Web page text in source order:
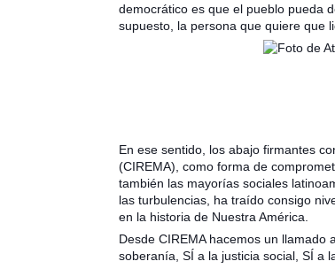
democrático es que el pueblo pueda
supuesto, la persona que quiere que
En ese sentido, los abajo firmantes
(CIREMA), como forma de
también las mayorías sociales
las turbulencias, ha traído consigo
en la historia de Nuestra América.
Desde CIREMA hacemos un
soberanía, SÍ a la justicia social, SÍ a